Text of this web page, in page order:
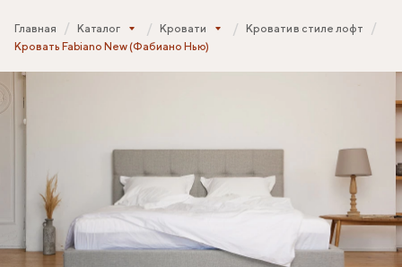
Главная Каталог Кровати
Кровати в стиле лофт
Кровать Fabiano New (Фабиано Нью)